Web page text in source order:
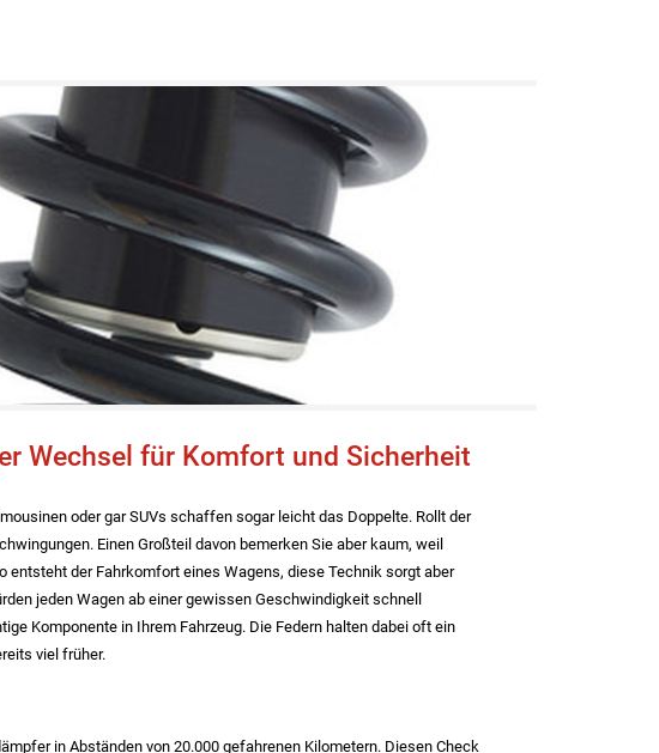
Wechsel für Komfort und Sicherheit
oder gar SUVs schaffen sogar leicht das Doppelte. Rollt der
Einen Großteil davon bemerken Sie aber kaum, weil
der Fahrkomfort eines Wagens, diese Technik sorgt aber
jeden Wagen ab einer gewissen Geschwindigkeit schnell
Komponente in Ihrem Fahrzeug. Die Federn halten dabei oft ein
viel früher.
in Abständen von 20.000 gefahrenen Kilometern. Diesen Check